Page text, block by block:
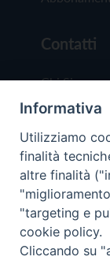
Contatti
Chi Siamo
Redazione
Scrivici
Copyright
Trentina
Informativa
Utilizziamo
finalità
altre finalità
"targeting e
cookie policy.
Cliccando su